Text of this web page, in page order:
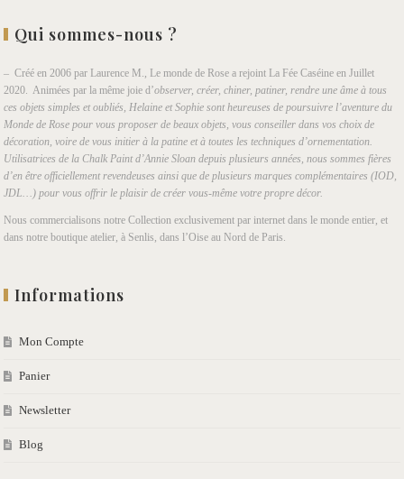
Qui sommes-nous ?
– Créé en 2006 par Laurence M., Le monde de Rose a rejoint La Fée Caséine en Juillet
2020. Animées par la même joie d’observer, créer, chiner, patiner, rendre une âme à tous
ces objets simples et oubliés, Helaine et Sophie sont heureuses de poursuivre l’aventure du
Monde de Rose pour vous proposer de beaux objets, vous conseiller dans vos choix de
décoration, voire de vous initier à la patine et à toutes les techniques d’ornementation.
Utilisatrices de la Chalk Paint d’Annie Sloan depuis plusieurs années, nous sommes fières
d’en être officiellement revendeuses ainsi que de plusieurs marques complémentaires (IOD,
JDL…) pour vous offrir le plaisir de créer vous-même votre propre décor.
Nous commercialisons notre Collection exclusivement par internet dans le monde entier, et
dans notre boutique atelier, à Senlis, dans l’Oise au Nord de Paris.
Informations
Mon Compte
Panier
Newsletter
Blog